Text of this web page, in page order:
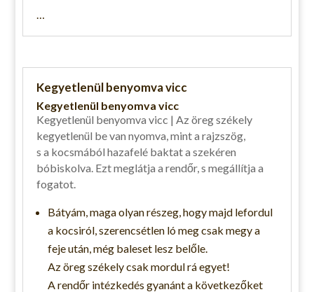
…
Kegyetlenül benyomva vicc
Kegyetlenül benyomva vicc
Kegyetlenül benyomva vicc | Az öreg székely
kegyetlenül be van nyomva, mint a rajzszög,
s a kocsmából hazafelé baktat a szekéren
bóbiskolva. Ezt meglátja a rendőr, s megállítja a
fogatot.
Bátyám, maga olyan részeg, hogy majd lefordul
a kocsiról, szerencsétlen ló meg csak megy a
feje után, még baleset lesz belőle.
Az öreg székely csak mordul rá egyet!
A rendőr intézkedés gyanánt a következőket